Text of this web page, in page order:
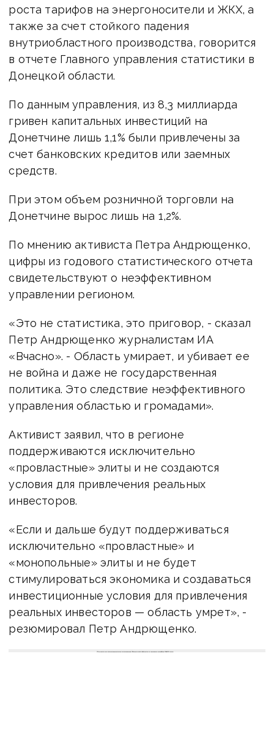
роста тарифов на энергоносители и ЖКХ, а
также за счет стойкого падения
внутриобластного производства, говорится
в отчете Главного управления статистики в
Донецкой области.
По данным управления, из 8,3 миллиарда
гривен капитальных инвестиций на
Донетчине лишь 1,1% были привлечены за
счет банковских кредитов или заемных
средств.
При этом объем розничной торговли на
Донетчине вырос лишь на 1,2%.
По мнению активиста Петра Андрющенко,
цифры из годового статистического отчета
свидетельствуют о неэффективном
управлении регионом.
«Это не статистика, это приговор, - сказал
Петр Андрющенко журналистам ИА
«Вчасно». - Область умирает, и убивает ее
не война и даже не государственная
политика. Это следствие неэффективного
управления областью и громадами».
Активист заявил, что в регионе
поддерживаются исключительно
«провластные» элиты и не создаются
условия для привлечения реальных
инвесторов.
«Если и дальше будут поддерживаться
исключительно «провластные» и
«монопольные» элиты и не будет
стимулироваться экономика и создаваться
инвестиционные условия для привлечения
реальных инвесторов — область умрет», -
резюмировал Петр Андрющенко.